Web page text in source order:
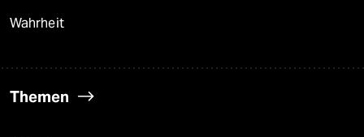
Wahrheit
Themen